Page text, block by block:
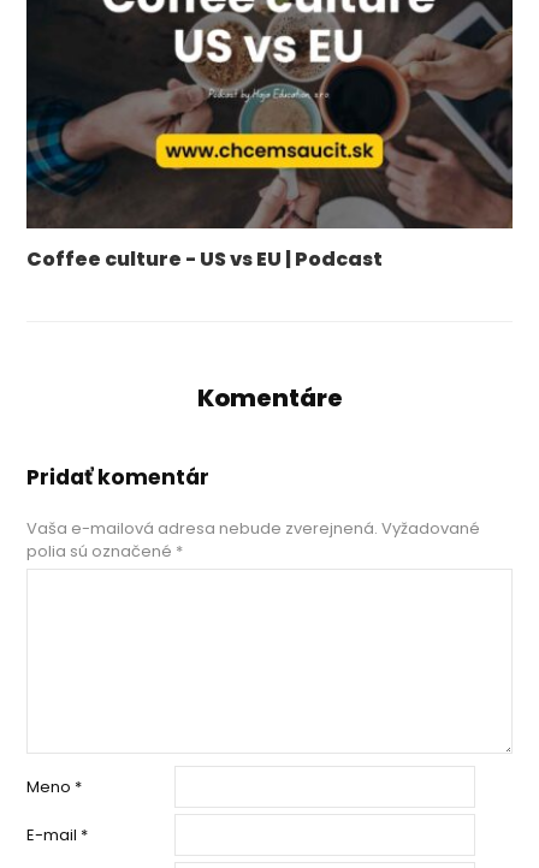
Coffee culture - US vs EU | Podcast
Komentáre
Pridať komentár
Vaša e-mailová adresa nebude zverejnená. Vyžadované
polia sú označené *
Meno *
E-mail *